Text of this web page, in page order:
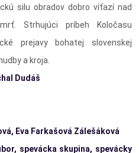
silu obradov dobro víťazí nad
Strhujúci príbeh Koločasu
prejavy bohatej slovenskej
a kroja.
Dudáš
Eva Farkašová Zálešáková
spevácka skupina, spevácky